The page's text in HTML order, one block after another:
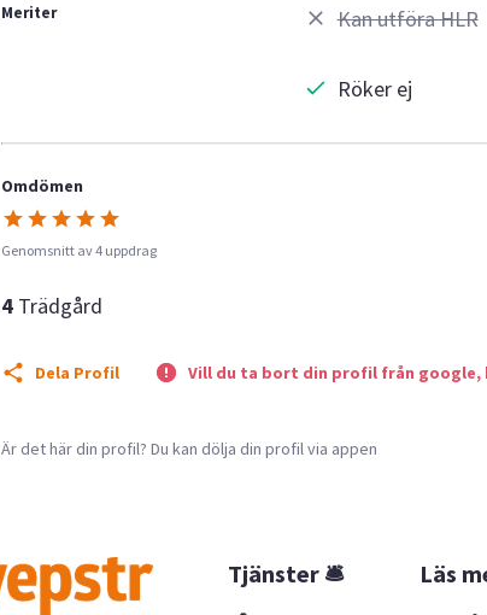
Meriter Kan utföra HLR
Röker ej
Omdömen
Genomsnitt av 4 uppdrag
4 Trädgård
Dela Profil Vill du ta bort din profil från google,
Är det här din profil? Du kan dölja din profil via appen
Tjänster 🛎 Läs